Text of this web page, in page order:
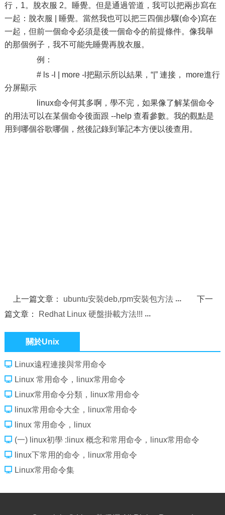
行，1。脫衣服 2。睡覺。但是通過管道，我可以把兩步寫在
一起：脫衣服 | 睡覺。當然我也可以把三四個步驟(命令)寫在
一起，但前一個命令必須是後一個命令的前提條件。像我舉
的那個例子，我不可能先睡覺再脫衣服。
例：
# ls -l | more -l把顯示所以結果，“|” 連接， more進行
分屏顯示
linux命令何其多啊，學不完，如果像了解某個命令
的用法可以在某個命令後面跟 --help 查看參數。我的觀點是
用到哪個谷歌哪個，然後記錄到筆記本方便以後查用。
上一篇文章： ubuntu安裝deb,rpm安裝包方法
下一
篇文章：
Redhat Linux 硬盤掛載方法!!!
關於Unix
Linux遠程連接與常用命令
Linux 常用命令，linux常用命令
Linux常用命令分類，linux常用命令
linux常用命令大全，linux常用命令
linux 常用命令，linux
(一) linux初學 :linux 概念和常用命令，linux常用命令
linux下常用的命令，linux常用命令
Linux常用命令集